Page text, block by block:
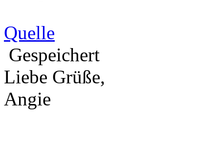
Quelle
Gespeichert
Liebe Grüße,
Angie